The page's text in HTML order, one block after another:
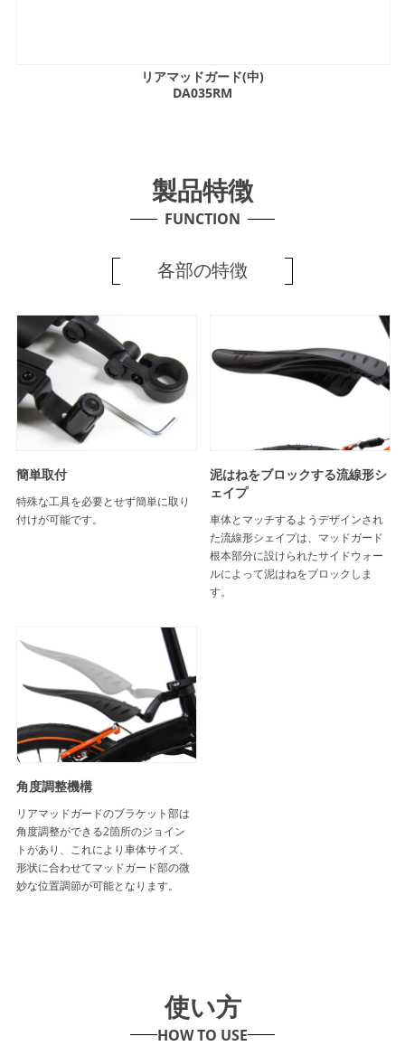
リアマッドガード(中)
DA035RM
製品特徴
FUNCTION
各部の特徴
簡単取付
特殊な工具を必要とせず簡単に取り
付けが可能です。
泥はねをブロックする流線形シ
ェイプ
車体とマッチするようデザインされ
た流線形シェイプは、マッドガード
根本部分に設けられたサイドウォー
ルによって泥はねをブロックしま
す。
角度調整機構
リアマッドガードのブラケット部は
角度調整ができる2箇所のジョイン
トがあり、これにより車体サイズ、
形状に合わせてマッドガード部の微
妙な位置調節が可能となります。
使い方
HOW TO USE